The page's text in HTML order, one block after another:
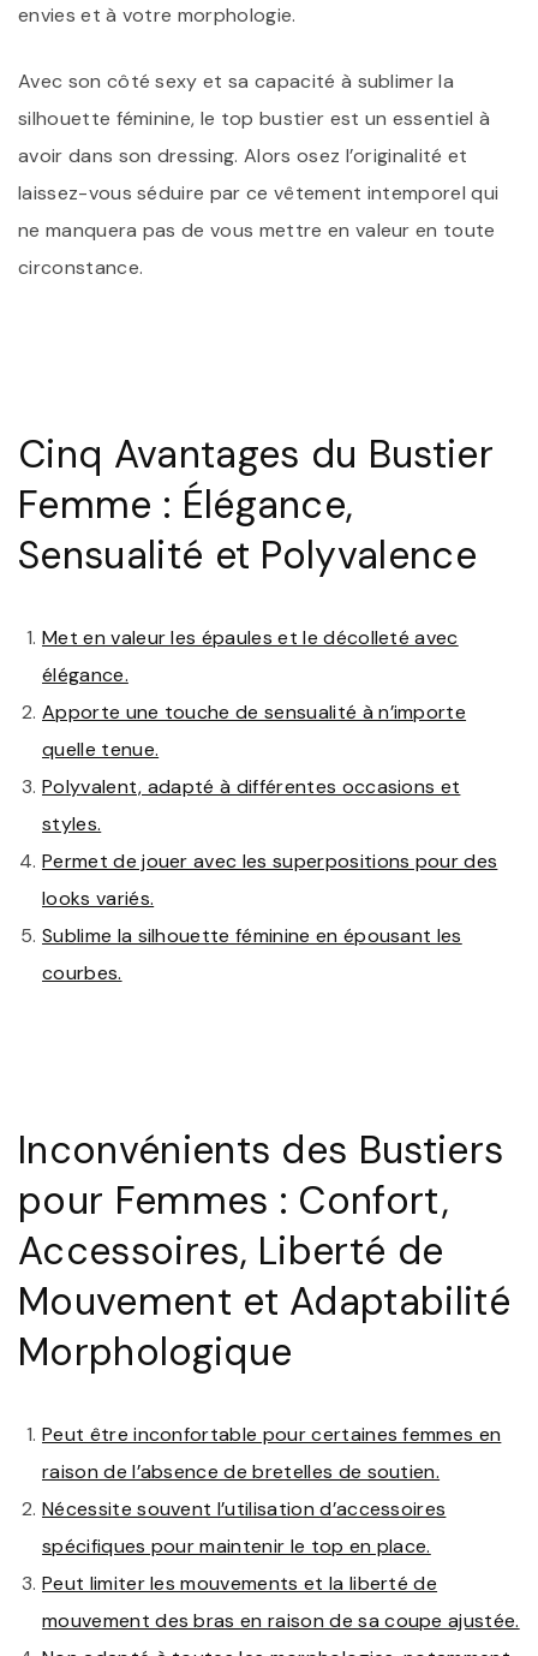
envies et à votre morphologie.
Avec son côté sexy et sa capacité à sublimer la
silhouette féminine, le top bustier est un essentiel à
avoir dans son dressing. Alors osez l’originalité et
laissez-vous séduire par ce vêtement intemporel qui
ne manquera pas de vous mettre en valeur en toute
circonstance.
Cinq Avantages du Bustier
Femme : Élégance,
Sensualité et Polyvalence
Met en valeur les épaules et le décolleté avec
élégance.
Apporte une touche de sensualité à n’importe
quelle tenue.
Polyvalent, adapté à différentes occasions et
styles.
Permet de jouer avec les superpositions pour des
looks variés.
Sublime la silhouette féminine en épousant les
courbes.
Inconvénients des Bustiers
pour Femmes : Confort,
Accessoires, Liberté de
Mouvement et Adaptabilité
Morphologique
Peut être inconfortable pour certaines femmes en
raison de l’absence de bretelles de soutien.
Nécessite souvent l’utilisation d’accessoires
spécifiques pour maintenir le top en place.
Peut limiter les mouvements et la liberté de
mouvement des bras en raison de sa coupe ajustée.